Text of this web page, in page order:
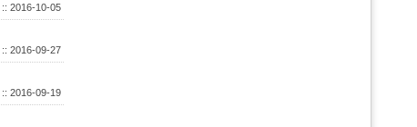
:: 2016-10-05
:: 2016-09-27
:: 2016-09-19